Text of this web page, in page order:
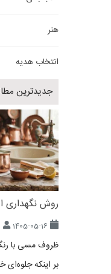
هنر
انتخاب هدیه
جدیدترین
روش
1405-05-16
ظروف مسی با
بر اینکه